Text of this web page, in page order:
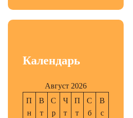
Календарь
Август 2026
П
н
В
т
С
р
Ч
т
П
т
С
б
В
с